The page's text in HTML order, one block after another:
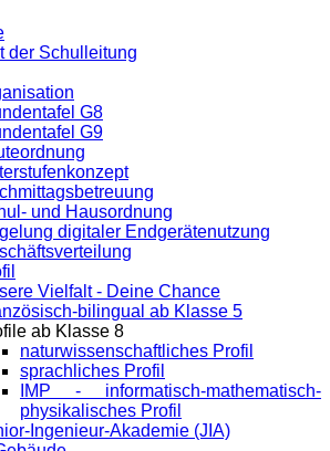
der Schulleitung
G8
G9
und Hausordnung
digitaler Endgeräte­nutzung
Vielfalt - Deine Chance
bilingual ab Klasse 5
ab Klasse 8
naturwissenschaftliches Profil
sprachliches Profil
IMP - informatisch-mathematisch-
physikalisches Profil
Ingenieur-Akademie (JIA)